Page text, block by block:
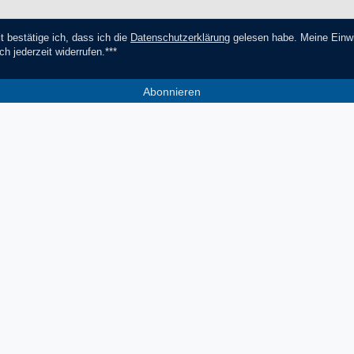
bestätige ich, dass ich die Daten­schutz­erklärung gelesen habe. Meine
jederzeit widerrufen.***
Abonnieren